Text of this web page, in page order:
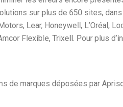
sur plus de 650 sites,
Lear, Honeywell, L’Oréal,
Flexible, Trixell. Pour plus
de marques déposées par